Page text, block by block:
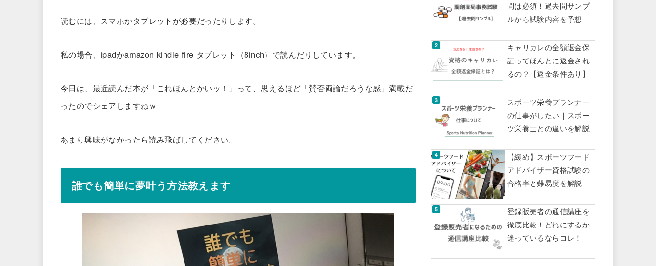
読むには、スマホかタブレットが必要だったりします。
私の場合、ipadかamazon kindle fire タブレット（8inch）で読んだりしています。
今日は、最近読んだ本が「これほんとかいッ！」って、思えるほど「賛否両論だろうな感」満載だ
ったのでシェアしますねｗ
あまり興味がなかったら読み飛ばしてください。
誰でも簡単に夢叶う方法教えます
問は必須！過去問サンプ
ルから試験内容を予想
キャリカレの全額返金保
証ってほんとに返金され
るの？【返金条件あり】
スポーツ栄養プランナー
の仕事がしたい｜スポー
ツ栄養士との違いを解説
【緩め】スポーツフード
アドバイザー資格試験の
合格率と難易度を解説
登録販売者の通信講座を
徹底比較！どれにするか
迷っているならコレ！